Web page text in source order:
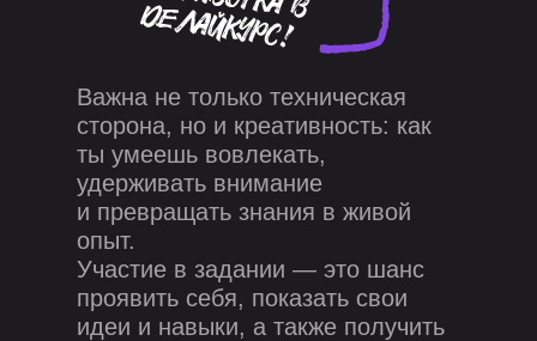
Важна не только техническая
сторона, но и креативность: как
ты умеешь вовлекать,
удерживать внимание
и превращать знания в живой
опыт.
Участие в задании — это шанс
проявить себя, показать свои
идеи и навыки, а также получить